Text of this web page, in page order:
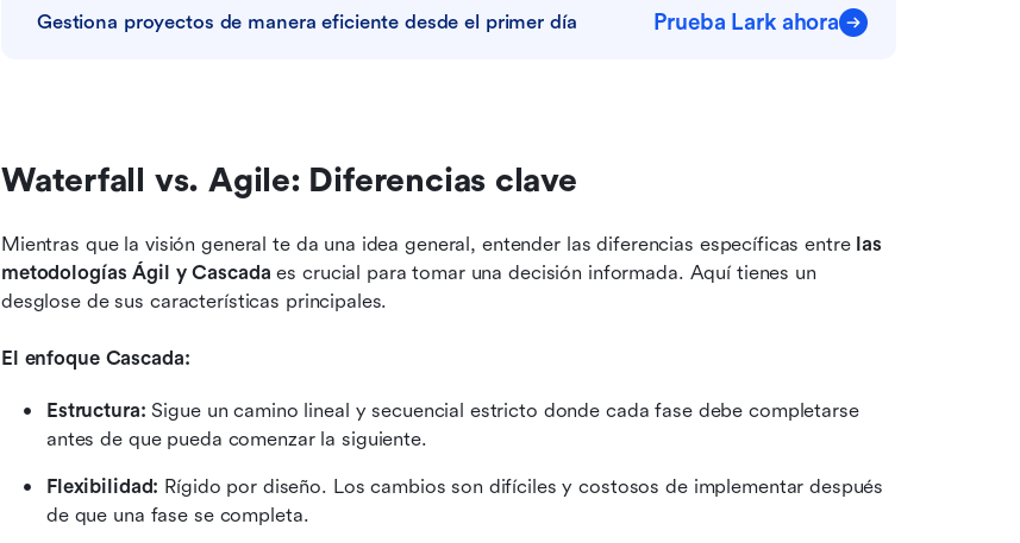
Gestiona proyectos de manera eficiente desde el primer día Prueba Lark ahora
Waterfall vs. Agile: Diferencias clave
Mientras que la visión general te da una idea general, entender las diferencias específicas entre las
metodologías Ágil y Cascada es crucial para tomar una decisión informada. Aquí tienes un
desglose de sus características principales.
El enfoque Cascada:
Estructura: Sigue un camino lineal y secuencial estricto donde cada fase debe completarse
antes de que pueda comenzar la siguiente.
Flexibilidad: Rígido por diseño. Los cambios son difíciles y costosos de implementar después
de que una fase se completa.